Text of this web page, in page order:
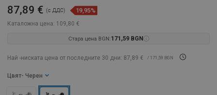
Каталожна цена: 109,80 €
87,89 € (с ДДС) 19,95%
Стара цена BGN:171,59 BGN
Най -ниската цена от последните 30 дни: 87,89 € / 171,59 BGN
Цвят - Черен